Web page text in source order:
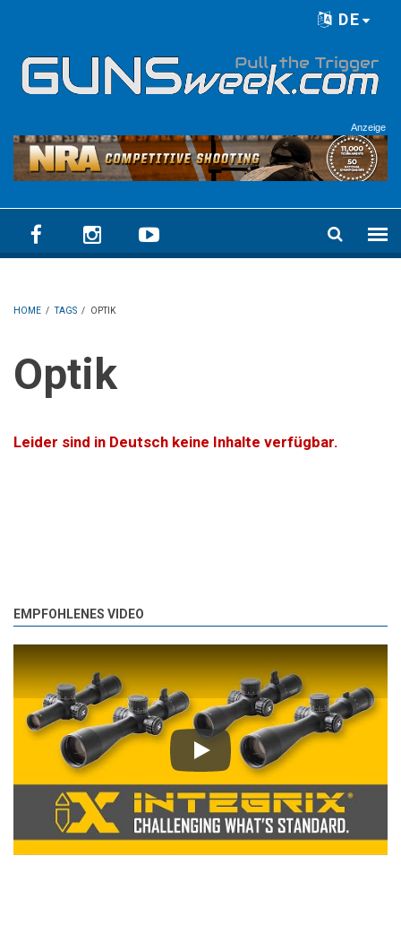
DE
Anzeige
HOME / TAGS / OPTIK
Optik
Leider sind in Deutsch keine Inhalte verfügbar.
EMPFOHLENES VIDEO
Play